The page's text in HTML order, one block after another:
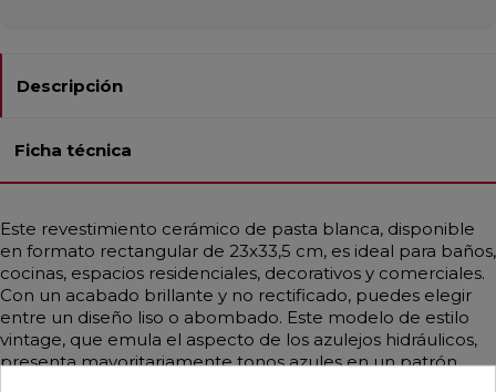
Descripción
Ficha técnica
Este revestimiento cerámico de pasta blanca, disponible
en formato rectangular de 23x33,5 cm, es ideal para baños,
cocinas, espacios residenciales, decorativos y comerciales.
Con un acabado brillante y no rectificado, puedes elegir
entre un diseño liso o abombado. Este modelo de estilo
vintage, que emula el aspecto de los azulejos hidráulicos,
presenta mayoritariamente tonos azules en un patrón